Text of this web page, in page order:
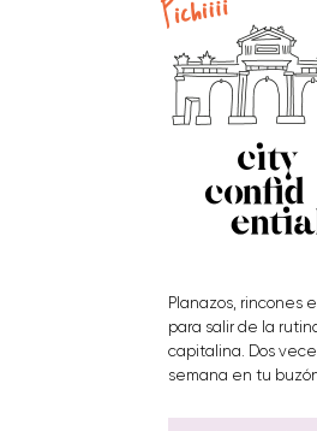
Planazos, rincones
para salir de la
capitalina. Dos
semana en tu